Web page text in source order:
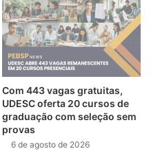
Com 443 vagas gratuitas,
UDESC oferta 20 cursos de
graduação com seleção sem
provas
6 de agosto de 2026